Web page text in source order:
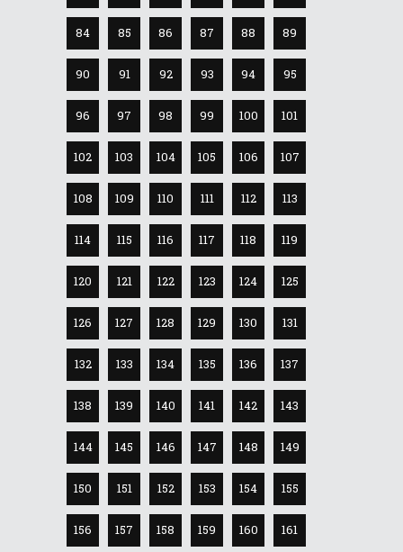
84 85 86 87 88 89
90 91 92 93 94 95
96 97 98 99 100 101
102 103 104 105 106 107
108 109 110 111 112 113
114 115 116 117 118 119
120 121 122 123 124 125
126 127 128 129 130 131
132 133 134 135 136 137
138 139 140 141 142 143
144 145 146 147 148 149
150 151 152 153 154 155
156 157 158 159 160 161